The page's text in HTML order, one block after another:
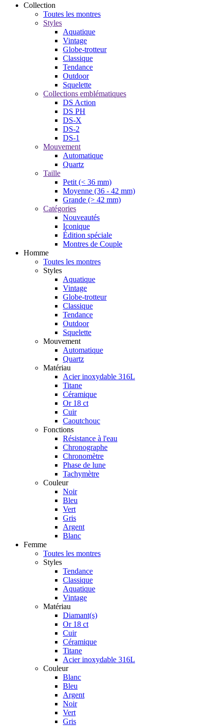
Collection
Toutes les montres
Styles
Aquatique
Vintage
Globe-trotteur
Classique
Tendance
Outdoor
Squelette
Collections emblématiques
DS Action
DS PH
DS-X
DS-2
DS-1
Mouvement
Automatique
Quartz
Taille
Petit (< 36 mm)
Moyenne (36 - 42 mm)
Grande (> 42 mm)
Catégories
Nouveautés
Iconique
Édition spéciale
Montres de Couple
Homme
Toutes les montres
Styles
Aquatique
Vintage
Globe-trotteur
Classique
Tendance
Outdoor
Squelette
Mouvement
Automatique
Quartz
Matériau
Acier inoxydable 316L
Titane
Céramique
Or 18 ct
Cuir
Caoutchouc
Fonctions
Résistance à l'eau
Chronographe
Chronomètre
Phase de lune
Tachymètre
Couleur
Noir
Bleu
Vert
Gris
Argent
Blanc
Femme
Toutes les montres
Styles
Tendance
Classique
Aquatique
Vintage
Matériau
Diamant(s)
Or 18 ct
Cuir
Céramique
Titane
Acier inoxydable 316L
Couleur
Blanc
Bleu
Argent
Noir
Vert
Gris